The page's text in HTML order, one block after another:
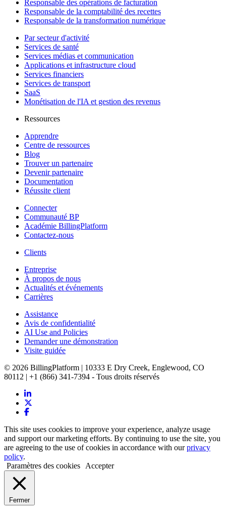
Responsable des opérations de facturation
Responsable de la comptabilité des recettes
Responsable de la transformation numérique
Par secteur d'activité
Services de santé
Services médias et communication
Applications et infrastructure cloud
Services financiers
Services de transport
SaaS
Monétisation de l'IA et gestion des revenus
Ressources
Apprendre
Centre de ressources
Blog
Trouver un partenaire
Devenir partenaire
Documentation
Réussite client
Connecter
Communauté BP
Académie BillingPlatform
Contactez-nous
Clients
Entreprise
À propos de nous
Actualités et événements
Carrières
Assistance
Avis de confidentialité
AI Use and Policies
Demander une démonstration
Visite guidée
© 2026 BillingPlatform | 10333 E Dry Creek, Englewood, CO
80112 | +1 (866) 341-7394 - Tous droits réservés
This site uses cookies to improve your experience, analyze usage
and support our marketing efforts. By continuing to use the site, you
are agreeing to the use of cookies in accordance with ourprivacy
policy.
Paramètres des cookies
Accepter
Fermer